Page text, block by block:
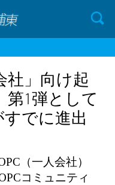
社」向け起
第1弾として
すでに進出
（一人会社）
コミュニティ